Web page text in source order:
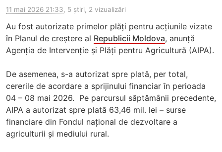
11 mai 2026 21:33, 5 știri, 2 vizualizări
Au fost autorizate primelor plăți pentru acțiunile vizate
în Planul de creștere al Republicii Moldova, anunță
Agenția de Intervenție și Plăți pentru Agricultură (AIPA).
De asemenea, s-a autorizat spre plată, per total,
cererile de acordare a sprijinului financiar în perioada
04 – 08 mai 2026. Pe parcursul săptămânii precedente,
AIPA a autorizat spre plată 63,46 mil. lei – surse
financiare din Fondul național de dezvoltare a
agriculturii și mediului rural.